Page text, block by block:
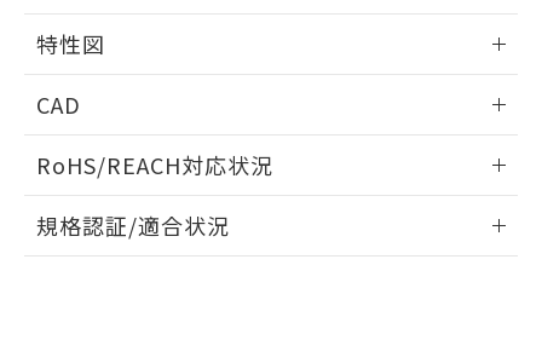
相互干渉
A: 60mm以上、B: 35mm以上
周囲金属の影響
特性図
検出物体の大きさと材質による影響
CAD
ドすることができます。
ログイン/会員登録
RoHS/REACH対応状況
EU RoHS 注意事項・凡例
規格認証/適合状況
欄に対応日を記載しておりました。
既に当社にて対応品への在庫切替を完了
していることから、特段のことがない限
す。